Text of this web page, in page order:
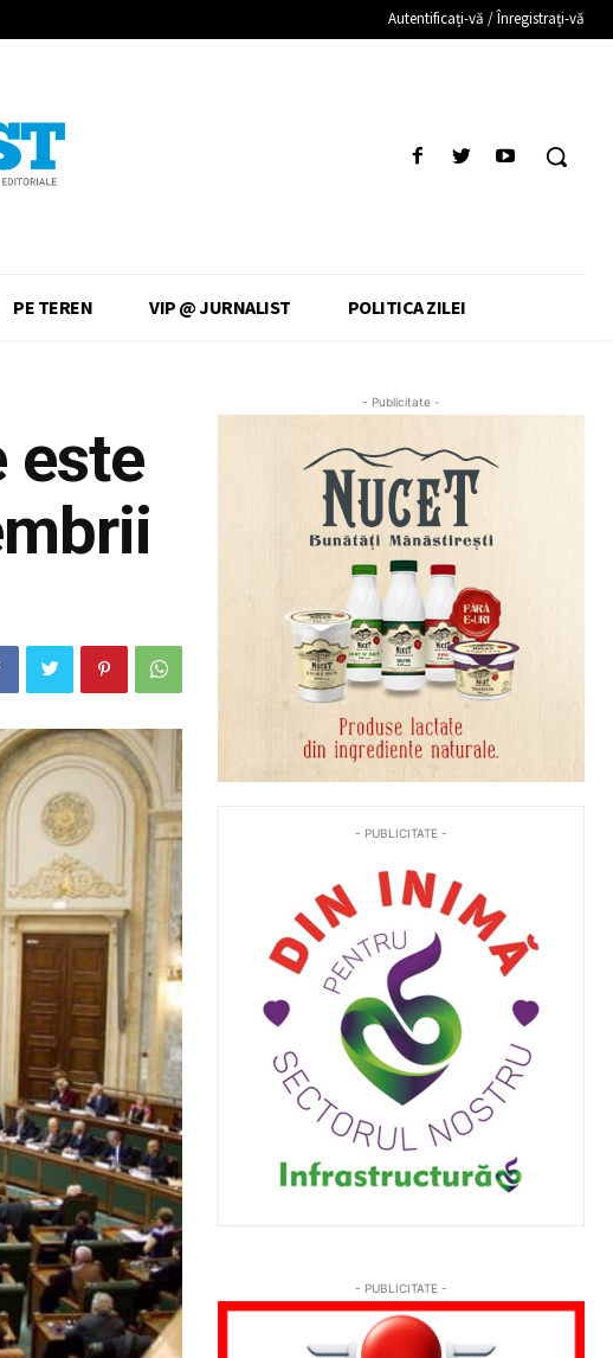
Autentificați-vă / Înregistrați-vă
PE TEREN VIP @ JURNALIST POLITICA ZILEI
este
- Publicitate -
- PUBLICITATE -
- PUBLICITATE -